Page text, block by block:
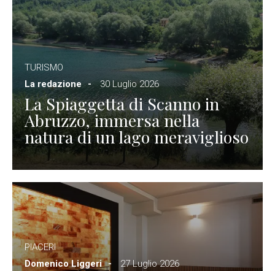
TURISMO
La redazione
30 Luglio 2026
La Spiaggetta di Scanno in
Abruzzo, immersa nella
natura di un lago meraviglioso
PIACERI
Domenico Liggeri
27 Luglio 2026